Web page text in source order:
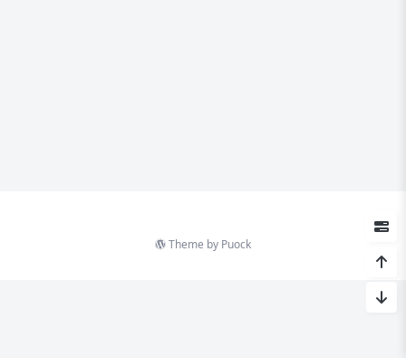
Theme by Puock